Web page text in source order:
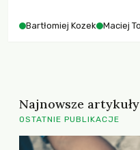
kandydowania w wyborach
Bartłomiej Kozek Maciej
Najnowsze artykuły
OSTATNIE PUBLIKACJE